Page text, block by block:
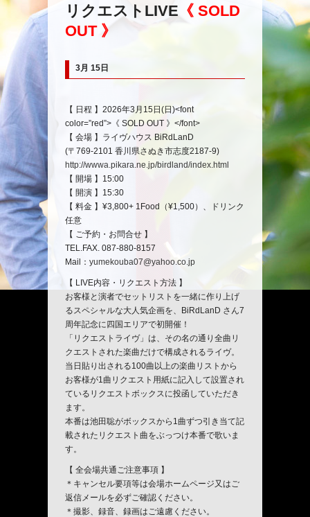
リクエストLIVE 《 SOLD
OUT 》
3月 15日
イ
ベ
ト
ナ
ビ
ゲ
ー
シ
ョ
ン
【 日程 】2026年3月15日(日)<font
color=”red”>《 SOLD OUT 》</font>
【 会場 】ライヴハウス BiRdLanD
(〒769-2101 香川県さぬき市志度2187-9)
http://wwwa.pikara.ne.jp/birdland/index.html
【 開場 】15:00
【 開演 】15:30
【 料金 】¥3,800+ 1Food（¥1,500）、ドリンク
任意
【 ご予約・お問合せ 】
TEL.FAX. 087-880-8157
Mail： yumekouba07@yahoo.co.jp
【 LIVE内容・リクエスト方法 】
お客様と演者でセットリストを一緒に作り上げ
るスペシャルな大人気企画を、BiRdLanD さん7
周年記念に四国エリアで初開催！
「リクエストライヴ」は、その名の通り全曲リ
クエストされた楽曲だけで構成されるライヴ。
当日貼り出される100曲以上の楽曲リストから
お客様が1曲リクエスト用紙に記入して設置され
ているリクエストボックスに投函していただき
ます。
本番は池田聡がボックスから1曲ずつ引き当て記
載されたリクエスト曲をぶっつけ本番で歌いま
す。
【 全会場共通ご注意事項 】
＊キャンセル要項等は会場ホームページ又はご
返信メールを必ずご確認ください。
＊撮影、録音、録画はご遠慮ください。